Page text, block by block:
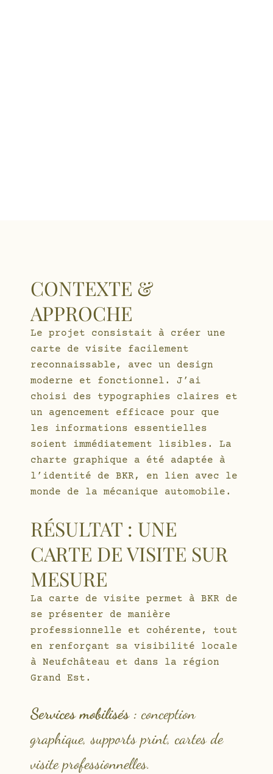
CONTEXTE &
APPROCHE
Le projet consistait à créer une
carte de visite facilement
reconnaissable, avec un design
moderne et fonctionnel. J’ai
choisi des typographies claires et
un agencement efficace pour que
les informations essentielles
soient immédiatement lisibles. La
charte graphique a été adaptée à
l’identité de BKR, en lien avec le
monde de la mécanique automobile.
RÉSULTAT : UNE
CARTE DE VISITE SUR
MESURE
La carte de visite permet à BKR de
se présenter de manière
professionnelle et cohérente, tout
en renforçant sa visibilité locale
à Neufchâteau et dans la région
Grand Est.
Services mobilisés : conception
graphique, supports print, cartes de
visite professionnelles.